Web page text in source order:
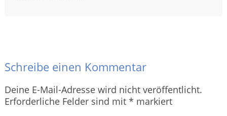
Schreibe einen Kommentar
Deine E-Mail-Adresse wird nicht veröffentlicht.
Erforderliche Felder sind mit * markiert